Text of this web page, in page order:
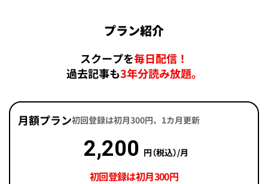
プラン紹介
スクープを毎日配信！
過去記事も3年分読み放題。
月額プラン初回登録は初月300円、1カ月更新
2,200 円（税込）/月
初回登録は初月300円